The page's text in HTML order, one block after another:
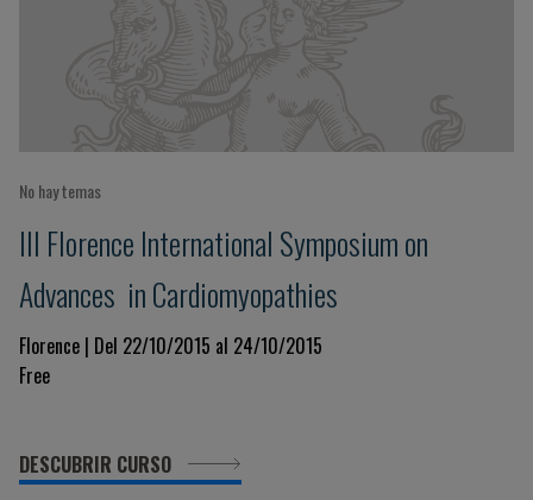
No hay temas
III Florence International Symposium on
Advances in Cardiomyopathies
Florence | Del 22/10/2015 al 24/10/2015
Free
DESCUBRIR CURSO